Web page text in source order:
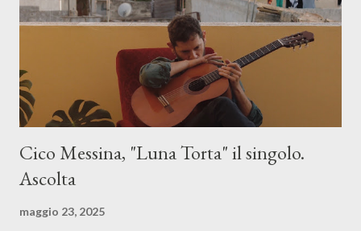
Cico Messina, "Luna Torta" il singolo.
Ascolta
maggio 23, 2025